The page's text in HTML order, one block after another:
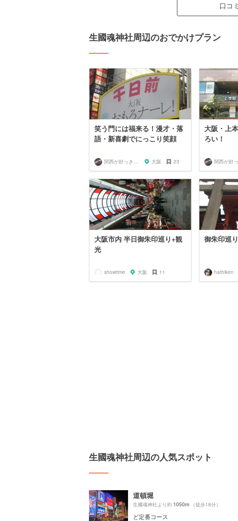
口コ
生國魂神社周辺のおでかけプラン
笑う門には福来る！漫才・落
語・新喜劇でにっこり笑顔
関西が好っきゃねん 大阪 23
大阪・上
ろい！
大阪市内 半日御朱印巡り+観
光
showtime 大阪 11
御朱印巡り
hathiken
生國魂神社周辺の人気スポット
道頓堀
生國魂神社より約1050m （徒歩18分）
ど定番コース